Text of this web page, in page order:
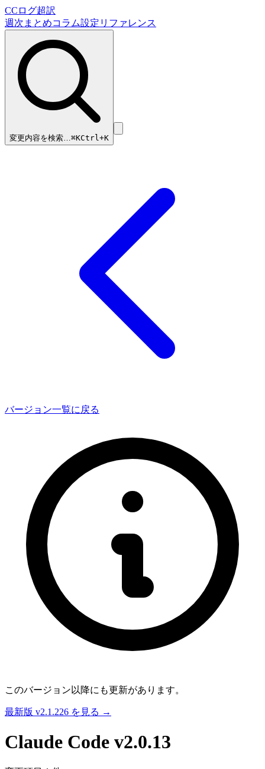
CCログ超訳
週次まとめコラム設定リファレンス
変更内容を検索…⌘KCtrl+K
バージョン一覧に戻る
このバージョン以降にも更新があります。
最新版 v2.1.226 を見る →
Claude Code v2.0.13